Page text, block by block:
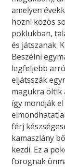
amelyen
hozni közös
poklukban,
és játszanak.
Beszélni
legfeljebb
eljátsszák
magukra öltik
így mondják
férj
kamaszlány
kezdi. Ez a
forognak